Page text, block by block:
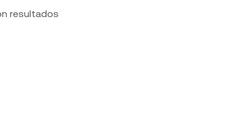
resultados